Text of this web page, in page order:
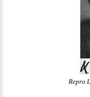
Repro